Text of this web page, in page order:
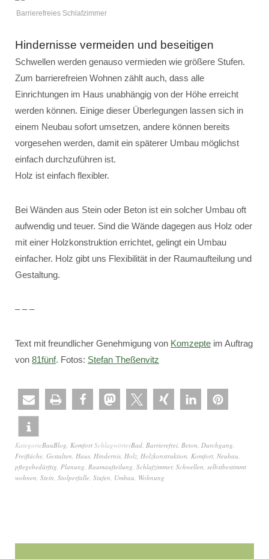
Barrierefreies Schlafzimmer
Hindernisse vermeiden und beseitigen
Schwellen werden genauso vermieden wie größere Stufen.
Zum barrierefreien Wohnen zählt auch, dass alle
Einrichtungen im Haus unabhängig von der Höhe erreicht
werden können. Einige dieser Überlegungen lassen sich in
einem Neubau sofort umsetzen, andere können bereits
vorgesehen werden, damit ein späterer Umbau möglichst
einfach durchzuführen ist.
Holz ist einfach flexibler.
Bei Wänden aus Stein oder Beton ist ein solcher Umbau oft
aufwendig und teuer. Sind die Wände dagegen aus Holz oder
mit einer Holzkonstruktion errichtet, gelingt ein Umbau
einfacher. Holz gibt uns Flexibilität in der Raumaufteilung und
Gestaltung.
– – –
Text mit freundlicher Genehmigung von Komzepte im Auftrag
von 81fünf. Fotos: Stefan Theßenvitz
KategorieBauBlog, Komfort SchlagwörterBad, Barrierefrei, Beton, Durchgang,
Freifläche, Gestalten, Haus, Hindernis, Holz, Holzkonstruktion, Komfort, Neubau,
pflegebedürftig, Planung, Raumaufteilung, Schlafzimmer, Schwellen, selbstbestimmt
wohnen, Stein, Stolperfalle, Stufen, Umbau, Wohnung